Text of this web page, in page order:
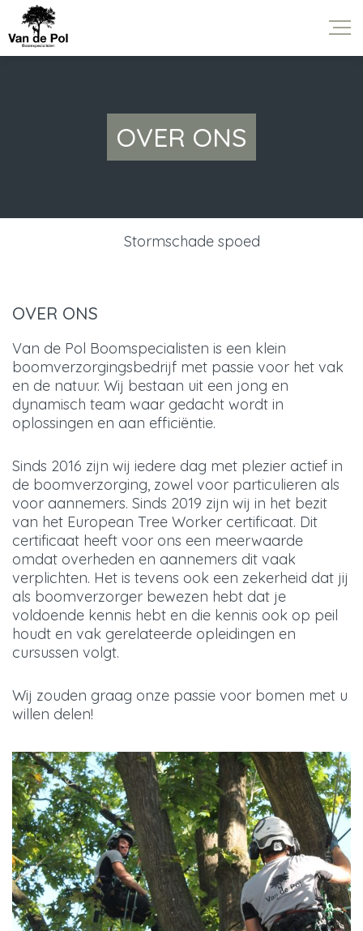
OVER ONS
Stormschade spoed
OVER ONS
Van de Pol Boomspecialisten is een klein
boomverzorgingsbedrijf met passie voor het vak
en de natuur. Wij bestaan uit een jong en
dynamisch team waar gedacht wordt in
oplossingen en aan efficiëntie.
Sinds 2016 zijn wij iedere dag met plezier actief in
de boomverzorging, zowel voor particulieren als
voor aannemers. Sinds 2019 zijn wij in het bezit
van het European Tree Worker certificaat. Dit
certificaat heeft voor ons een meerwaarde
omdat overheden en aannemers dit vaak
verplichten. Het is tevens ook een zekerheid dat jij
als boomverzorger bewezen hebt dat je
voldoende kennis hebt en die kennis ook op peil
houdt en vak gerelateerde opleidingen en
cursussen volgt.
Wij zouden graag onze passie voor bomen met u
willen delen!